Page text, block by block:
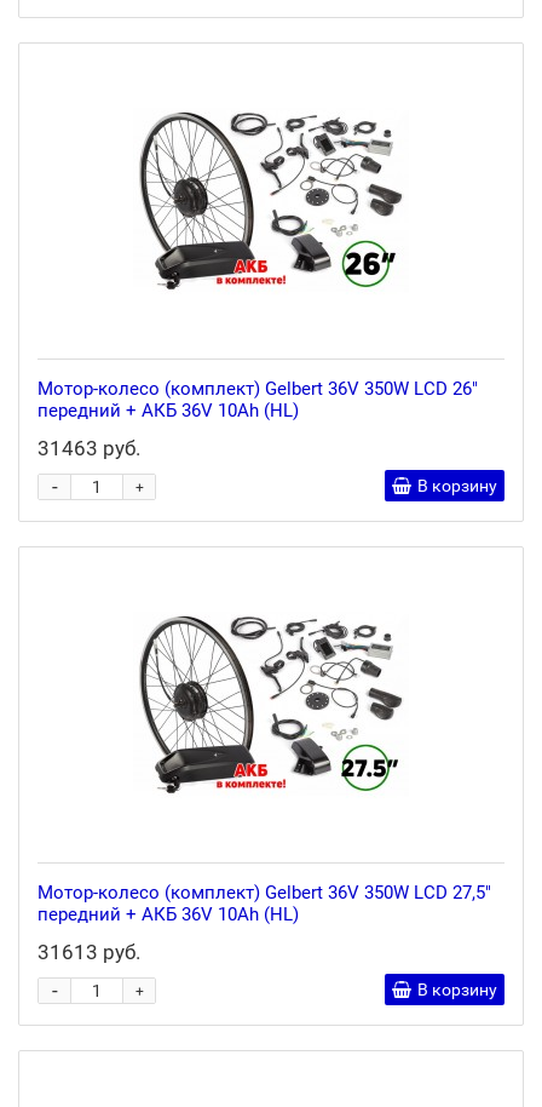
Мотор-колесо (комплект) Gelbert 36V 350W LCD 26"
передний + АКБ 36V 10Ah (HL)
31463 руб.
+
- В корзину
Мотор-колесо (комплект) Gelbert 36V 350W LCD 27,5"
передний + АКБ 36V 10Ah (HL)
31613 руб.
+
- В корзину